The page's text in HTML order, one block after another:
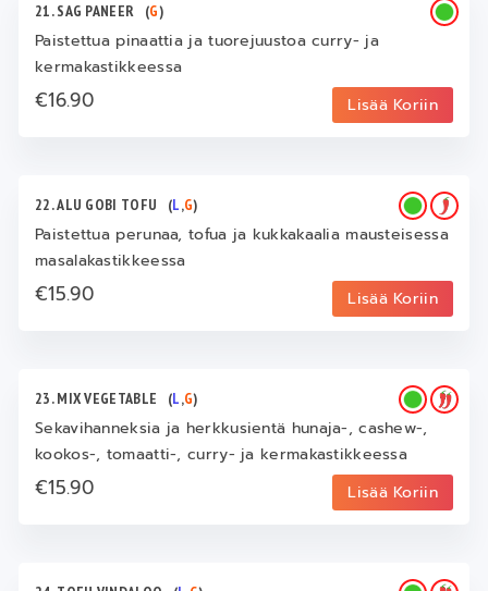
21. SAG PANEER (G)
Paistettua pinaattia ja tuorejuustoa curry- ja
kermakastikkeessa
€16.90 Lisää Koriin
22. ALU GOBI TOFU (L,G)
Paistettua perunaa, tofua ja kukkakaalia mausteisessa
masalakastikkeessa
€15.90 Lisää Koriin
23. MIX VEGETABLE (L,G)
Sekavihanneksia ja herkkusientä hunaja-, cashew-,
kookos-, tomaatti-, curry- ja kermakastikkeessa
€15.90 Lisää Koriin